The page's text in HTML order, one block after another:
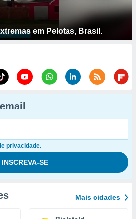
em Pelotas, Brasil.
privacidade.
Mais cidades